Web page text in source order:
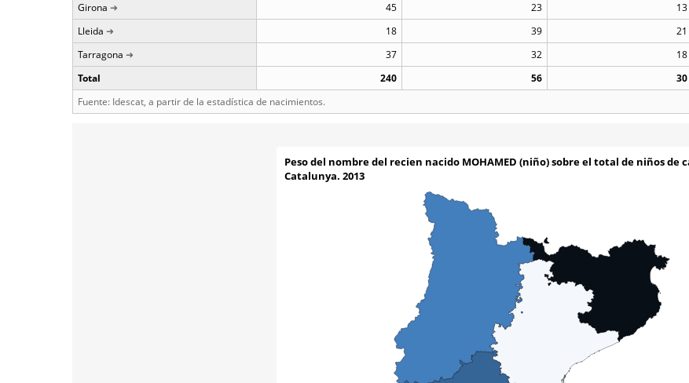
Girona
45 23 13
Lleida
18 39 21
Tarragona
37 32 18
Total
240 56 30
Fuente: Idescat, a partir de la estadística de nacimientos.